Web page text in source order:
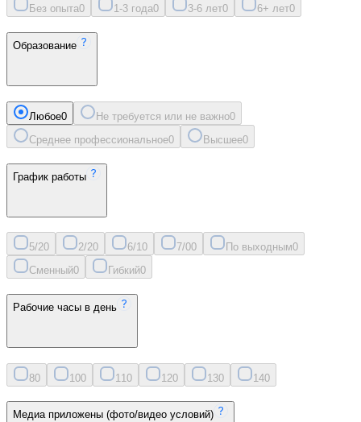
Без опыта0 1-3 года0 3-6 лет0 6+ лет0
Образование
Любое0 Не требуется или не важно0
Среднее профессиональное0 Высшее0
График работы
5/20 2/20 6/10 7/00 По выходным0
Сменный0 Гибкий0
Рабочие часы в день
80 100 11 0 120 130 140
Медиа приложены (фото/видео условий)